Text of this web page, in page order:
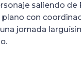
saliendo de
con
jornada